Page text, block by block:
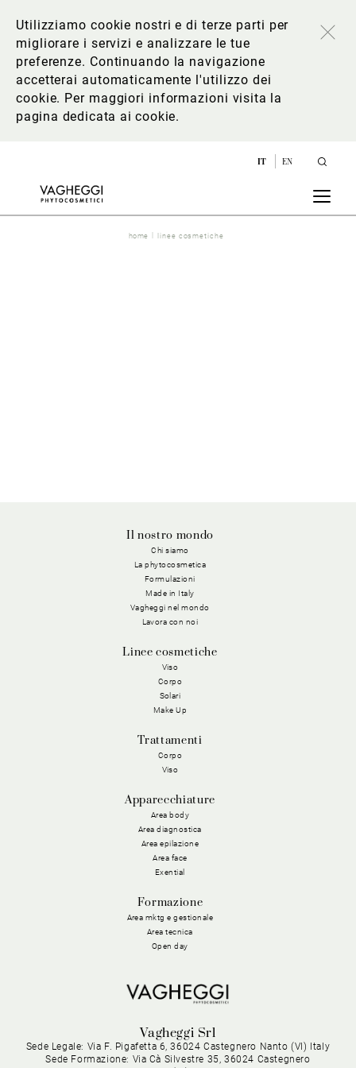
Utilizziamo cookie nostri e di terze parti per
migliorare i servizi e analizzare le tue
preferenze. Continuando la navigazione
accetterai automaticamente l'utilizzo dei
cookie. Per maggiori informazioni visita la
pagina dedicata ai cookie.
IT EN
home linee cosmetiche
Il nostro mondo
Chi siamo
La phytocosmetica
Formulazioni
Made in Italy
Vagheggi nel mondo
Lavora con noi
Linee cosmetiche
Viso
Corpo
Solari
Make Up
Trattamenti
Corpo
Viso
Apparecchiature
Area body
Area diagnostica
Area epilazione
Area face
Exential
Formazione
Area mktg e gestionale
Area tecnica
Open day
Vagheggi Srl
Sede Legale: Via F. Pigafetta 6, 36024 Castegnero Nanto (VI) Italy
Sede Formazione: Via Cà Silvestre 35, 36024 Castegnero